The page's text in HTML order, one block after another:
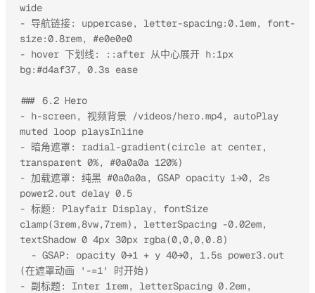
wide
- 导航链接: uppercase, letter-spacing:0.1em, font-
size:0.8rem, #e0e0e0
- hover 下划线: ::after 从中心展开 h:1px
bg:#d4af37, 0.3s ease
### 6.2 Hero
- h-screen, 视频背景 /videos/hero.mp4, autoPlay
muted loop playsInline
- 暗角遮罩: radial-gradient(circle at center,
transparent 0%, #0a0a0a 120%)
- 加载遮罩: 纯黑 #0a0a0a, GSAP opacity 1→0, 2s
power2.out delay 0.5
- 标题: Playfair Display, fontSize
clamp(3rem,8vw,7rem), letterSpacing -0.02em,
textShadow 0 4px 30px rgba(0,0,0,0.8)
(在遮罩动画 '-=1' 时开始)
- 副标题: Inter 1rem, letterSpacing 0.2em,